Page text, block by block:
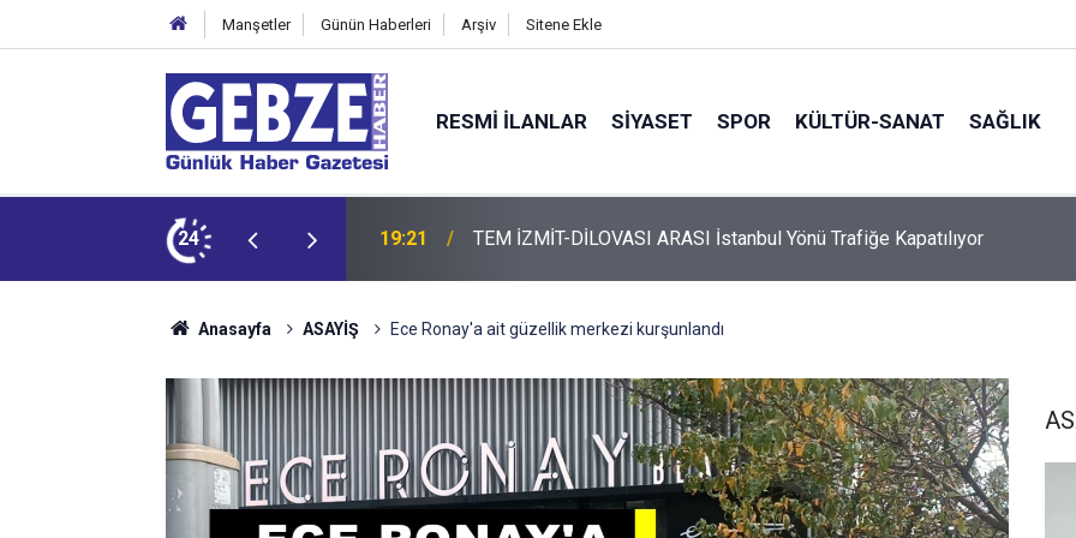
Manşetler Günün Haberleri Arşiv Sitene Ekle
RESMI İLANLAR SİYASET SPOR KÜLTÜR-SANAT SAĞLIK
24
DİLOVASI ARASI İstanbul Yönü Trafiğe Kapatılıyor 19:20 GTO'dan Üyelerine Ticari Fırsat
Anasayfa ASAYİŞ Ece Ronay'a ait güzellik merkezi kurşunlandı